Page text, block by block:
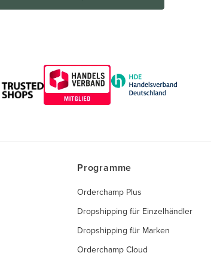
Programme
Orderchamp Plus
Dropshipping für Einzelhändler
Dropshipping für Marken
Orderchamp Cloud